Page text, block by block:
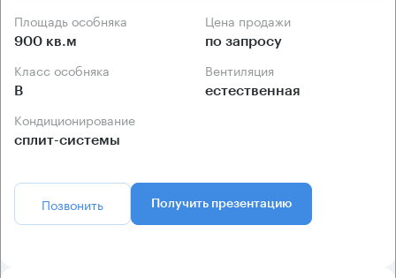
Площадь особняка
900 кв.м
Цена продажи
по запросу
Класс особняка
B
Вентиляция
естественная
Кондиционирование
сплит-системы
Позвонить Получить презентацию